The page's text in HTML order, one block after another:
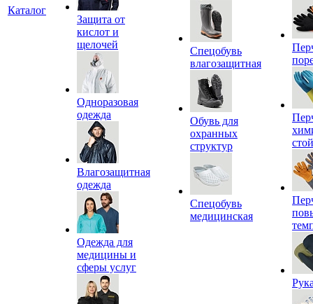
Каталог
Защита от
кислот и
щелочей
Одноразовая
одежда
Влагозащитная
одежда
Одежда для
медицины и
сферы услуг
Спецобувь
влагозащитная
Обувь для
охранных
структур
Спецобувь
медицинская